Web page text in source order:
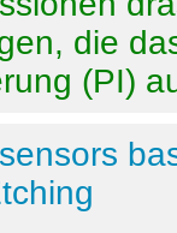
die
(PI)